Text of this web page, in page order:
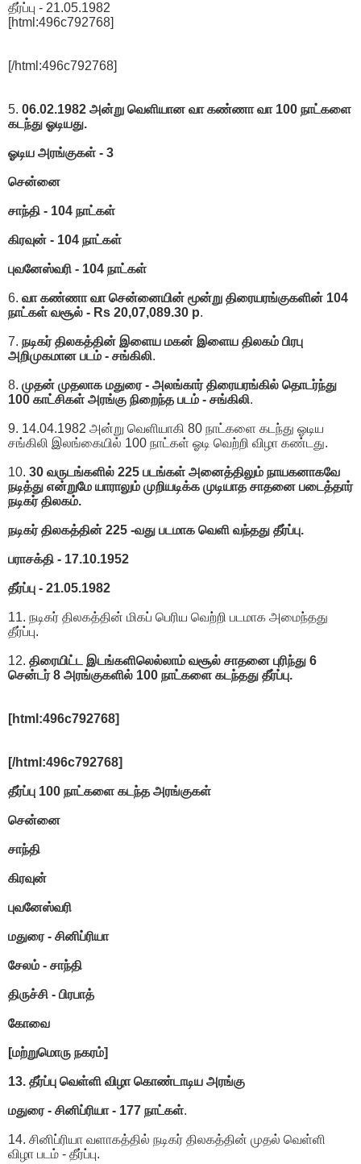
தீர்ப்பு - 21.05.1982
[html:496c792768]
[/html:496c792768]
5. 06.02.1982 அன்று வெளியான வா கண்ணா வா 100 நாட்களை
கடந்து ஓடியது.
ஓடிய அரங்குகள் - 3
சென்னை
சாந்தி - 104 நாட்கள்
கிரவுன் - 104 நாட்கள்
புவனேஸ்வரி - 104 நாட்கள்
6. வா கண்ணா வா சென்னையின் மூன்று திரையரங்குகளின் 104
நாட்கள் வசூல் - Rs 20,07,089.30 p.
7. நடிகர் திலகத்தின் இளைய மகன் இளைய திலகம் பிரபு
அறிமுகமான படம் - சங்கிலி.
8. முதன் முதலாக மதுரை - அலங்கார் திரையரங்கில் தொடர்ந்து
100 காட்சிகள் அரங்கு நிறைந்த படம் - சங்கிலி.
9. 14.04.1982 அன்று வெளியாகி 80 நாட்களை கடந்து ஓடிய
சங்கிலி இலங்கையில் 100 நாட்கள் ஓடி வெற்றி விழா கண்டது.
10. 30 வருடங்களில் 225 படங்கள் அனைத்திலும் நாயகனாகவே
நடித்து என்றுமே யாராலும் முறியடிக்க முடியாத சாதனை படைத்தார்
நடிகர் திலகம்.
நடிகர் திலகத்தின் 225 -வது படமாக வெளி வந்தது தீர்ப்பு.
பராசக்தி - 17.10.1952
தீர்ப்பு - 21.05.1982
11. நடிகர் திலகத்தின் மிகப் பெரிய வெற்றி படமாக அமைந்தது
தீர்ப்பு.
12. திரையிட்ட இடங்களிலெல்லாம் வசூல் சாதனை புரிந்து 6
சென்டர் 8 அரங்குகளில் 100 நாட்களை கடந்தது தீர்ப்பு.
[html:496c792768]
[/html:496c792768]
தீர்ப்பு 100 நாட்களை கடந்த அரங்குகள்
சென்னை
சாந்தி
கிரவுன்
புவனேஸ்வரி
மதுரை - சினிப்ரியா
சேலம் - சாந்தி
திருச்சி - பிரபாத்
கோவை
[மற்றுமொரு நகரம்]
13. தீர்ப்பு வெள்ளி விழா கொண்டாடிய அரங்கு
மதுரை - சினிப்ரியா - 177 நாட்கள்.
14. சினிப்ரியா வளாகத்தில் நடிகர் திலகத்தின் முதல் வெள்ளி
விழா படம் - தீர்ப்பு.